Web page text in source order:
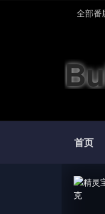
全部番
首页